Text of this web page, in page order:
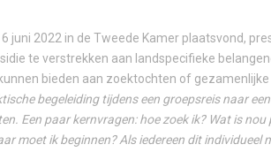
juni 2022 in de Tweede Kamer plaatsvond,
te verstrekken aan landspecifieke
bieden aan zoektochten of
begeleiding tijdens een groepsreis naar
Een paar kernvragen: hoe zoek ik? Wat is
moet ik beginnen? Als iedereen dit